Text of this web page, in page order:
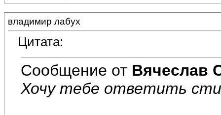
владимир лабух
Цитата:
Сообщение от Вячеслав
Хочу тебе ответить